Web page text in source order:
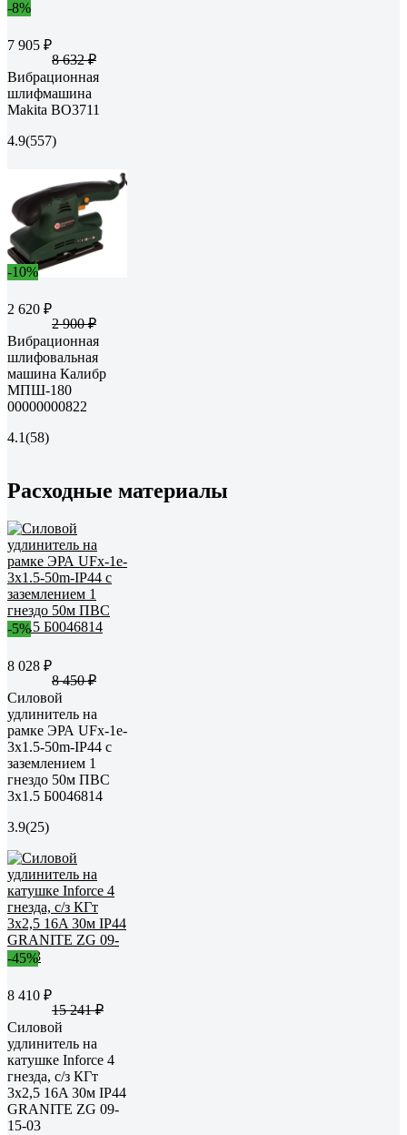
-8%
7 905 ₽
8 632 ₽
Вибрационная
шлифмашина
Makita BO3711
4.9(557)
-10%
2 620 ₽
2 900 ₽
Вибрационная
шлифовальная
машина Калибр
МПШ-180
00000000822
4.1(58)
Расходные материалы
-5%
8 028 ₽
8 450 ₽
Силовой
удлинитель на
рамке ЭРА UFx-1e-
3x1.5-50m-IP44 с
заземлением 1
гнездо 50м ПВС
3х1.5 Б0046814
3.9(25)
-45%
8 410 ₽
15 241 ₽
Силовой
удлинитель на
катушке Inforce 4
гнезда, с/з КГт
3х2,5 16A 30м IP44
GRANITE ZG 09-
15-03